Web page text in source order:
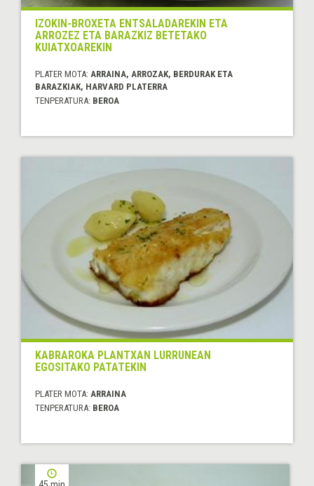
IZOKIN-BROXETA ENTSALADAREKIN ETA
ARROZEZ ETA BARAZKIZ BETETAKO
KUIATXOAREKIN
PLATER MOTA: ARRAINA, ARROZAK, BERDURAK ETA
BARAZKIAK, HARVARD PLATERRA
TENPERATURA: BEROA
KABRAROKA PLANTXAN LURRUNEAN
EGOSITAKO PATATEKIN
PLATER MOTA: ARRAINA
TENPERATURA: BEROA